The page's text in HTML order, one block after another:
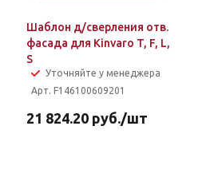
Шаблон д/сверления отв.
фасада для Kinvaro T, F, L,
S
Уточняйте у менеджера
Арт. F146100609201
21 824.20руб./шт